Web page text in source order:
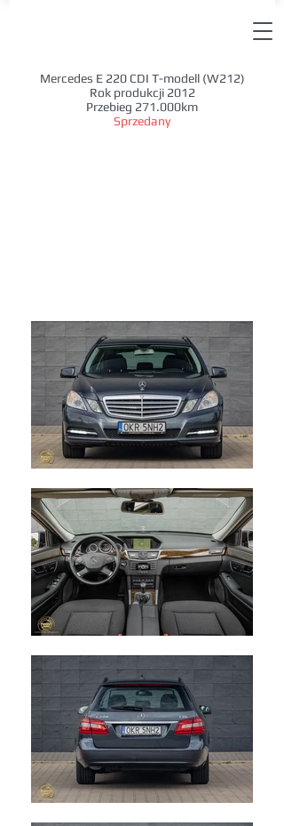
Mercedes E 220 CDI T-modell (W212)
Rok produkcji 2012
Przebieg 271.000km
Sprzedany